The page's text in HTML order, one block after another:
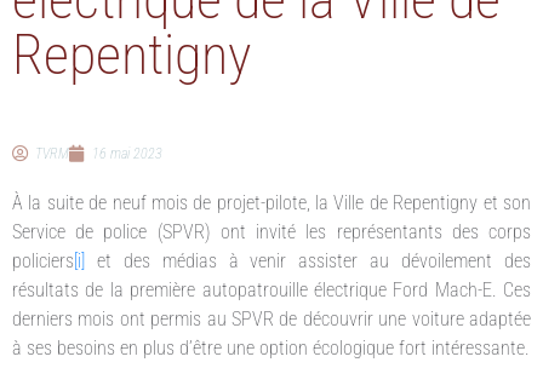
Repentigny
TVRM 16 mai 2023
À la suite de neuf mois de projet-pilote, la Ville de Repentigny et son
Service de police (SPVR) ont invité les représentants des corps
policiers [i]
et des médias à venir assister au dévoilement des
résultats de la première autopatrouille électrique Ford Mach-E. Ces
derniers mois ont permis au SPVR de découvrir une voiture adaptée
à ses besoins en plus d’être une option écologique fort intéressante.